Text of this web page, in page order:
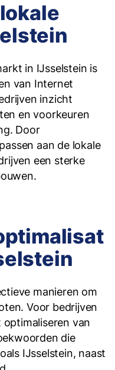
in IJsselstein is
van Internet
inzicht
en voorkeuren
Door
aan de lokale
een sterke
manieren om
Voor bedrijven
van
die
IJsselstein, naast